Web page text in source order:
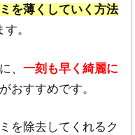
を薄くしていく方法
。
、 一刻も早く綺麗に
がおすすめです。
を除去してくれるク